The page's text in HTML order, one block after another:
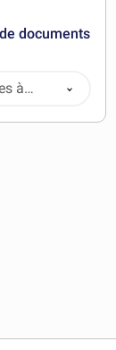
documents
à